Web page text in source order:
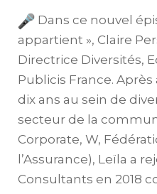
Dans ce nouvel
appartient », Claire
Directrice Diversités,
Publicis France.
dix ans au sein de
secteur de la
Corporate, W,
l’Assurance), Leïla a
Consultants en 2018